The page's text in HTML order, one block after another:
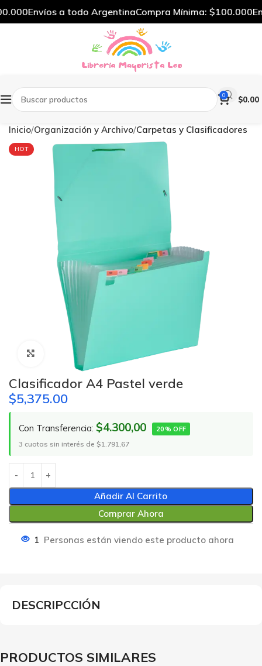
0 $0.00
Inicio Organización y Archivo Carpetas y Clasificadores
HOT
Click to enlarge
Clasificador A4 Pastel verde
$5,375.00
Con Transferencia: $4.300,00 20% OFF
3 cuotas sin interés de $1.791,67
Añadir Al Carrito
Comprar Ahora
1 Personas están viendo este producto ahora
DESCRIPCCIÓN
PRODUCTOS SIMILARES
Envíos a todo ArgentinaCompra Mínima: $100.000